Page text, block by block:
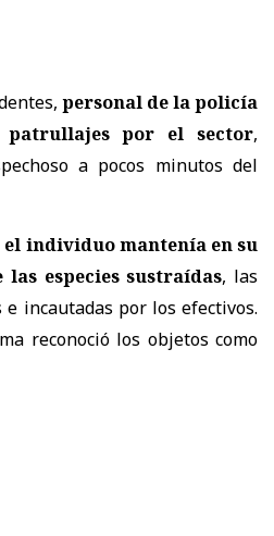
personal de la policía
patrullajes por el sector,
a pocos minutos del
el individuo mantenía en su
especies sustraídas, las
incautadas por los efectivos.
reconoció los objetos como